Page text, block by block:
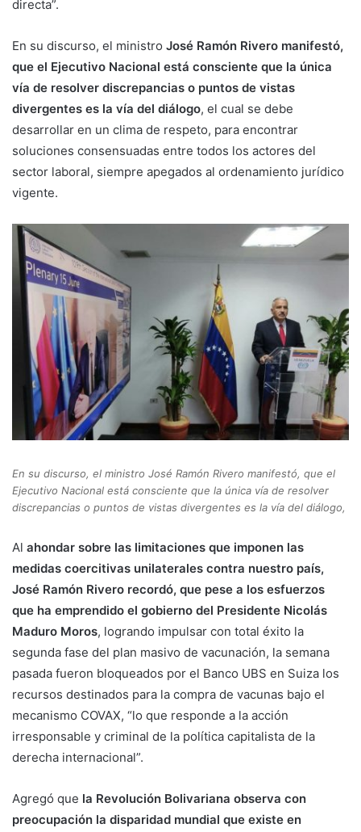
directa”.
En su discurso, el ministro José Ramón Rivero manifestó,
que el Ejecutivo Nacional está consciente que la única
vía de resolver discrepancias o puntos de vistas
divergentes es la vía del diálogo, el cual se debe
desarrollar en un clima de respeto, para encontrar
soluciones consensuadas entre todos los actores del
sector laboral, siempre apegados al ordenamiento jurídico
vigente.
En su discurso, el ministro José Ramón Rivero manifestó, que el
Ejecutivo Nacional está consciente que la única vía de resolver
discrepancias o puntos de vistas divergentes es la vía del diálogo,
Al ahondar sobre las limitaciones que imponen las
medidas coercitivas unilaterales contra nuestro país,
José Ramón Rivero recordó, que pese a los esfuerzos
que ha emprendido el gobierno del Presidente Nicolás
Maduro Moros, logrando impulsar con total éxito la
segunda fase del plan masivo de vacunación, la semana
pasada fueron bloqueados por el Banco UBS en Suiza los
recursos destinados para la compra de vacunas bajo el
mecanismo COVAX, “lo que responde a la acción
irresponsable y criminal de la política capitalista de la
derecha internacional”.
Agregó que la Revolución Bolivariana observa con
preocupación la disparidad mundial que existe en